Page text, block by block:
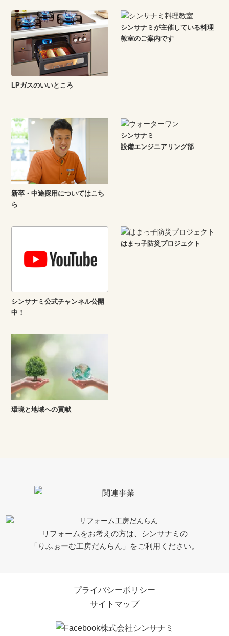
LPガスのいいところ
シンサナミが主催している料理
教室のご案内です
新卒・中途採用についてはこち
ら
シンサナミ
設備エンジニアリング部
シンサナミ公式チャンネル公開
中！
はまっ子防災プロジェクト
環境と地域への貢献
リフォームをお考えの方は、シンサナミの
「りふぉーむ工房だんらん」をご利用ください。
プライバシーポリシー
サイトマップ